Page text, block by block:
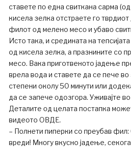
ставете по една свиткана сарма
кисела зелка отстраете го
филот од мелено месо и убаво
Исто така, и средината на
од кисела зелка, а празнините со
месо. Вака приготвеното јадење
врела вода и ставете да се пече
степени околу 50 минути или
да се запече одозгора. Уживајте
Деталите од целата постапка
видеото ОВДЕ.
– Полнети пиперки со преубав фил:
вреди! Многу вкусно јадење,